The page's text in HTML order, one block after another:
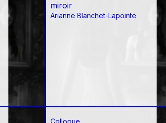
miroir
Arianne Blanchet-Lapointe